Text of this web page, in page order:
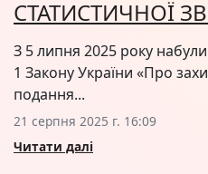
СТАТИСТИЧНОЇ
З 5 липня 2025 року
1 Закону України «Про
подання...
21 серпня 2025 г. 16:09
Читати далі